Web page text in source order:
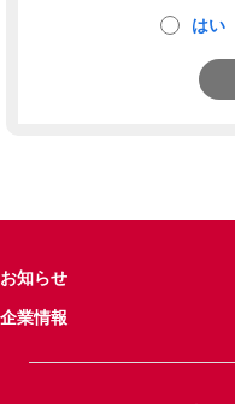
はい
お知らせ
企業情報